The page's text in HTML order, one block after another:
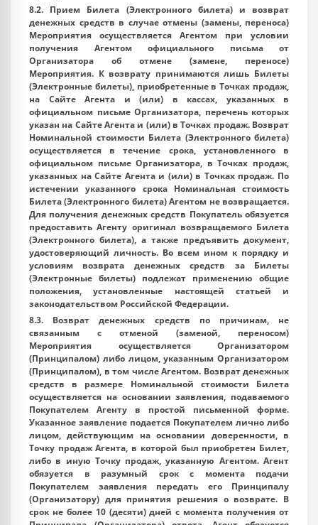
8.2. Прием Билета (Электронного билета) и возврат
денежных средств в случае отмены (замены, переноса)
Мероприятия осуществляется Агентом при условии
получения Агентом официального письма от
Организатора об отмене (замене, переносе)
Мероприятия. К возврату принимаются лишь Билеты
(Электронные билеты), приобретенные в Точках продаж,
на Сайте Агента и (или) в кассах, указанных в
официальном письме Организатора, перечень которых
указан на Сайте Агента и (или) в Точках продаж. Возврат
Номинальной стоимости Билета (Электронного билета)
осуществляется в течение срока, установленного в
официальном письме Организатора, в Точках продаж,
указанных на Сайте Агента и (или) в Точках продаж. По
истечении указанного срока Номинальная стоимость
Билета (Электронного билета) Агентом не возвращается.
Для получения денежных средств Покупатель обязуется
предоставить Агенту оригинал возвращаемого Билета
(Электронного билета), а также предъявить документ,
удостоверяющий личность. Во всем ином к порядку и
условиям возврата денежных средств за Билеты
(Электронные билеты) подлежат применению общие
положения, установленные настоящей статьей и
законодательством Российской Федерации.
8.3. Возврат денежных средств по причинам, не
связанным с отменой (заменой, переносом)
Мероприятия осуществляется Организатором
(Принципалом) либо лицом, указанным Организатором
(Принципалом), в том числе Агентом. Возврат денежных
средств в размере Номинальной стоимости Билета
осуществляется на основании заявления, подаваемого
Покупателем Агенту в простой письменной форме.
Указанное заявление подается Покупателем лично либо
лицом, действующим на основании доверенности, в
Точку продаж Агента, в которой был приобретен Билет,
либо в иную Точку продаж, указанную Агентом. Агент
обязуется в разумный срок с момента подачи
Покупателем заявления передать его Принципалу
(Организатору) для принятия решения о возврате. В
срок не более 10 (десяти) дней с момента получения от